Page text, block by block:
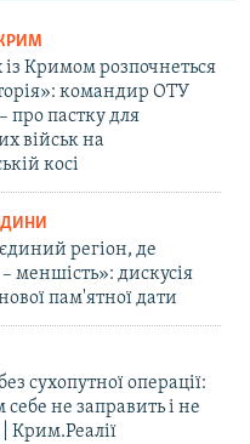
Кримом розпочнеться
командир ОТУ
про пастку для
військ на
косі
регіон, де
меншість»: дискусія
пам'ятної дати
сухопутної операції:
не заправить і не
| Крим.Реалії